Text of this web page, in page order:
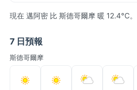
現在 邁阿密 比 斯德哥爾摩 暖 12.4°C。
7 日預報
斯德哥爾摩